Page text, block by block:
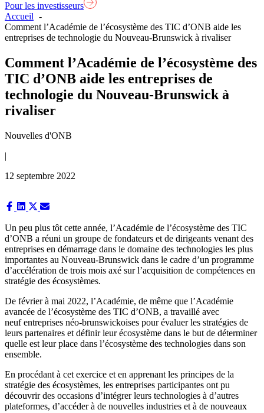
Pour les investisseurs
Accueil
Comment l’Académie de l’écosystème des TIC d’ONB aide les
entreprises de technologie du Nouveau-Brunswick à rivaliser
Comment l’Académie de l’écosystème des
TIC d’ONB aide les entreprises de
technologie du Nouveau-Brunswick à
rivaliser
Nouvelles d'ONB
|
12 septembre 2022
Share
Facebook
Share
LinkedIn
Share
X
(Twitter)
Share
Email
Un peu plus tôt cette année, l’Académie de l’écosystème des TIC
d’ONB a réuni un groupe de fondateurs et de dirigeants venant des
entreprises en démarrage dans le domaine des technologies les plus
importantes au Nouveau-Brunswick dans le cadre d’un programme
d’accélération de trois mois axé sur l’acquisition de compétences en
stratégie des écosystèmes.
De février à mai 2022, l’Académie, de même que l’Académie
avancée de l’écosystème des TIC d’ONB, a travaillé avec
neuf entreprises néo-brunswickoises pour évaluer les stratégies de
leurs partenaires et définir leur écosystème dans le but de déterminer
quelle est leur place dans l’écosystème des technologies dans son
ensemble.
En procédant à cet exercice et en apprenant les principes de la
stratégie des écosystèmes, les entreprises participantes ont pu
découvrir des occasions d’intégrer leurs technologies à d’autres
plateformes, d’accéder à de nouvelles industries et à de nouveaux